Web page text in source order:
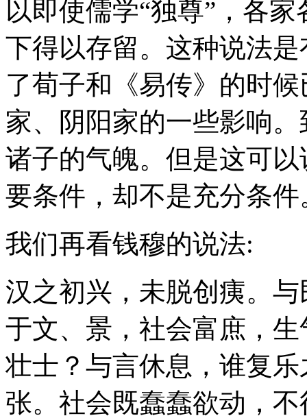
以即使儒学“独尊”，各
下得以存留。这种说法
了荀子和《易传》的时
家、阴阳家的一些影响
诸子的气魄。但是这可
要条件，却不是充分条
我们再看钱穆的说法:
汉之初兴，未脱创痍。
于文、景，社会富庶，
壮士？与言休息，谁复
张。社会既蠢蠢欲动，